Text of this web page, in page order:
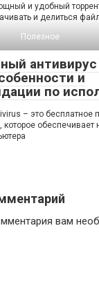
и удобный
и делиться
Полезное
и
по
– это бесплатное
которое
вам